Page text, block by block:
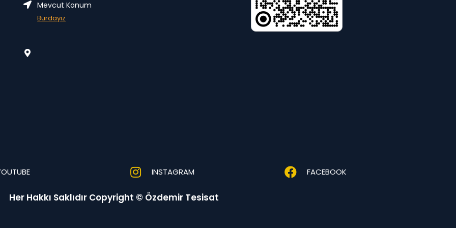
Mevcut Konum
Burdayız
INSTAGRAM FACEBOOK
Her Hakkı Saklıdır Copyright © Özdemir Tesisat